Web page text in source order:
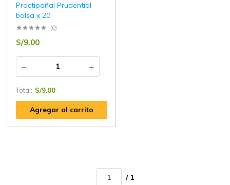
Practipañal Prudential
bolsa x 20
(0)
S/9.00
Total: S/9.00
Agregar al carrito
/ 1